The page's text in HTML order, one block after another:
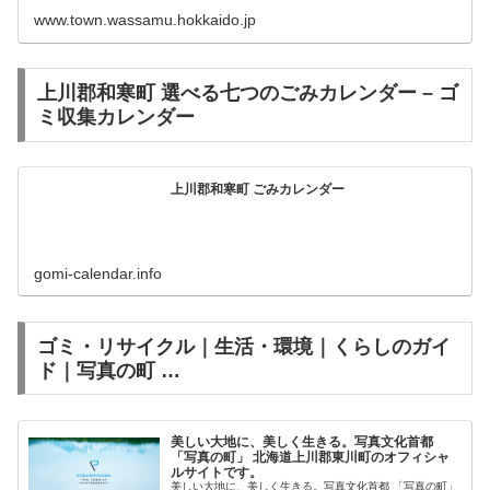
www.town.wassamu.hokkaido.jp
上川郡和寒町 選べる七つのごみカレンダー – ゴ
ミ収集カレンダー
上川郡和寒町 ごみカレンダー
gomi-calendar.info
ゴミ・リサイクル｜生活・環境｜くらしのガイ
ド｜写真の町 …
美しい大地に、美しく生きる。写真文化首都
「写真の町」 北海道上川郡東川町のオフィシャ
ルサイトです。
美しい大地に、美しく生きる。写真文化首都 「写真の町」